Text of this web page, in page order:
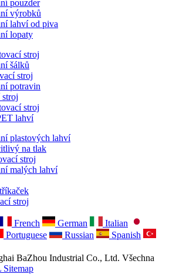
pouzder
výrobků
lahví od piva
lopaty
stroj
šálků
stroj
potravin
stroj
lahví
plastových lahví
na tlak
stroj
malých lahví
stroj
French German
Italian
Portuguese Russian
Spanish
BaZhou Industrial Co., Ltd. Všechna